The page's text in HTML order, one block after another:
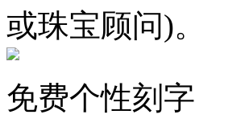
或珠宝顾问)。
免费个性刻字